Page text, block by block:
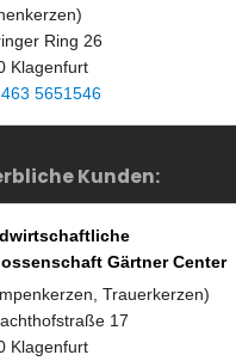
Ring 26
Klagenfurt
5651546
Kunden:
Gärtner Center
Trauerkerzen)
17
Klagenfurt